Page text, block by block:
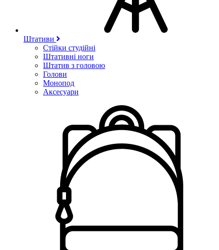
Штативи
Стійки студійні
Штативні ноги
Штатив з головою
Голови
Монопод
Аксесуари